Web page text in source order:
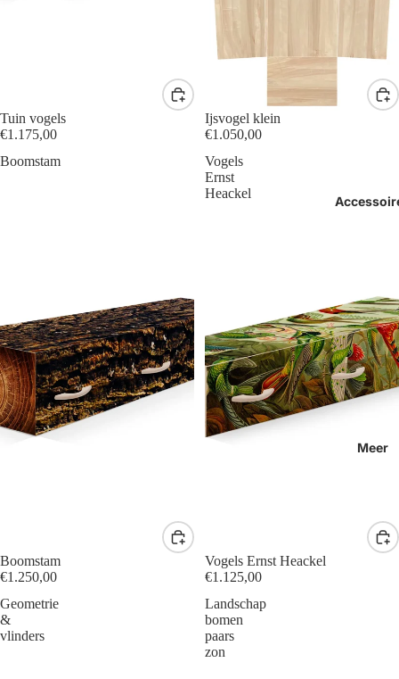
Meer
Tuin vogels
€1.175,00
Ijsvogel klein
€1.050,00
Boomstam
Boomstam
€1.250,00
Vogels
Ernst
Heackel
Vogels Ernst Heackel
€1.125,00
Geometrie
&
vlinders
Landschap
bomen
paars
zon